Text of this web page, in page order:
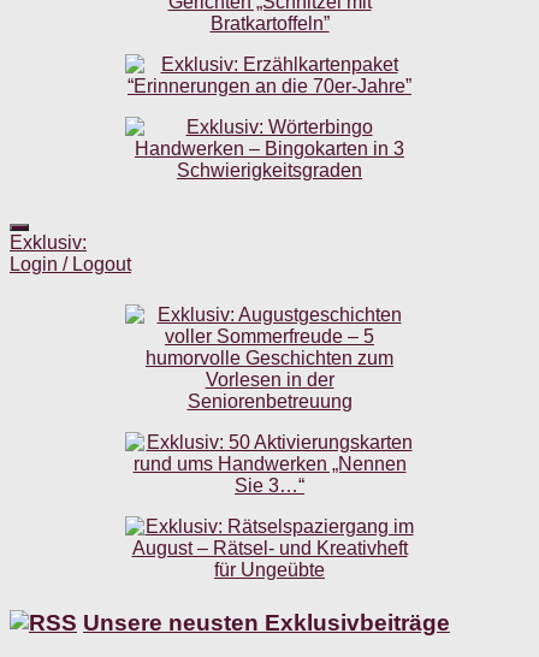
Exklusiv:
Login / Logout
Unsere neusten Exklusivbeiträge